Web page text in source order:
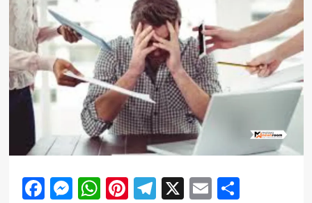
Facebook
Messenger
WhatsApp
Pinterest
Telegram
X EmailShare